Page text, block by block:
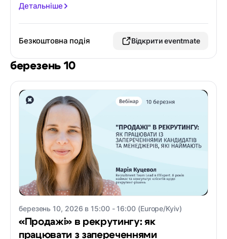
Детальніше
Безкоштовна подія Відкрити eventmate
березень 10
березень 10, 2026 в 15:00 - 16:00 (Europe/Kyiv)
«Продажі» в рекрутингу: як
працювати з запереченнями